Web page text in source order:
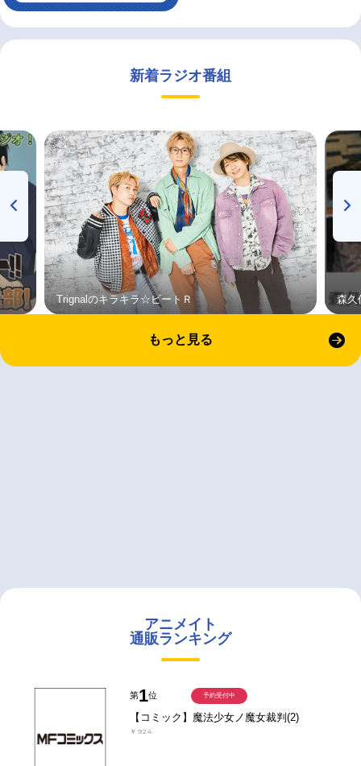
新着ラジオ番組
Trignalのキラキラ☆ビートＲ 森久
もっと見る
アニメイト
通販ランキング
第1位
【コミック】魔法少女ノ魔女裁判(2)
￥924
予約受付中